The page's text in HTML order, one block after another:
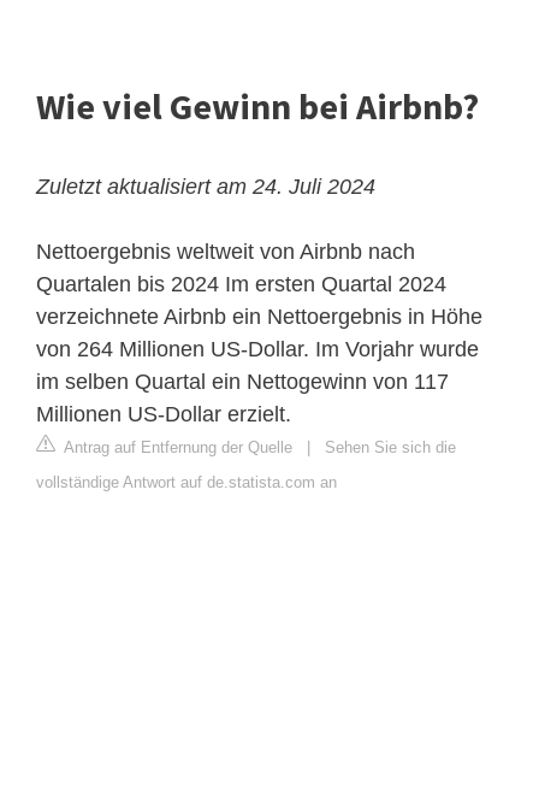
Wie viel Gewinn bei Airbnb?
Zuletzt aktualisiert am 24. Juli 2024
Nettoergebnis weltweit von Airbnb nach
Quartalen bis 2024 Im ersten Quartal 2024
verzeichnete Airbnb ein Nettoergebnis in Höhe
von 264 Millionen US-Dollar. Im Vorjahr wurde
im selben Quartal ein Nettogewinn von 117
Millionen US-Dollar erzielt.
Antrag auf Entfernung der Quelle
Sehen Sie sich die
vollständige Antwort auf de.statista.com an